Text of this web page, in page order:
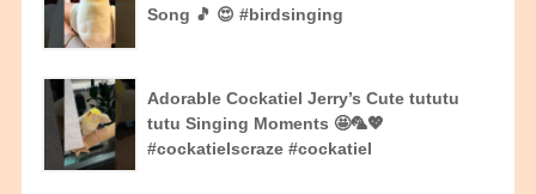
Song 🎵 😍 #birdsinging
Adorable Cockatiel Jerry’s Cute tututu
tutu Singing Moments 🤩🦜💖
#cockatielscraze #cockatiel